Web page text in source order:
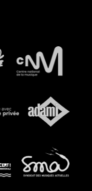
2021]
Des Rottes –
: Sacramento